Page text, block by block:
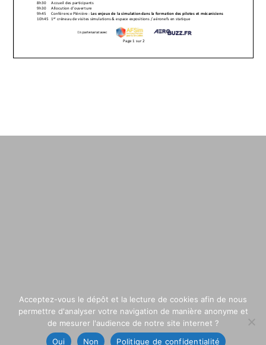
Acceptez-vous le dépôt et la lecture de cookies afin de nous
permettre d'analyser votre navigation de manière anonyme et
de mesurer l'audience de notre site internet ?
Oui
Non Politique de confidentialité